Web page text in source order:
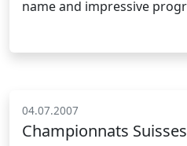
name and impressive
04.07.2007
Championnats